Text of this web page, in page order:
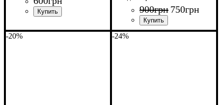
900грн 750грн
Пол: Унисекс
Производитель: Macron
Цвет: Черный
-20% -24%